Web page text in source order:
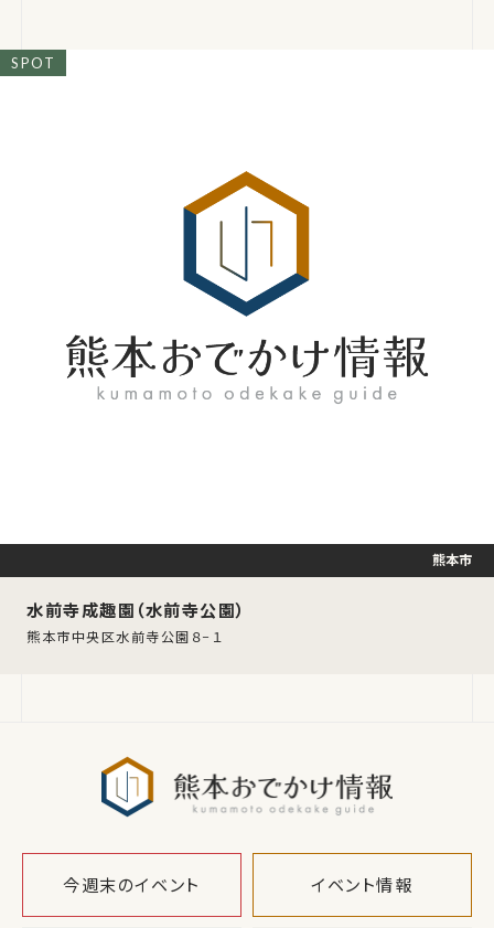
水前寺成趣園（水前寺公園）
熊本市中央区水前寺公園８−１
熊本市
今週末のイベント イベント情報